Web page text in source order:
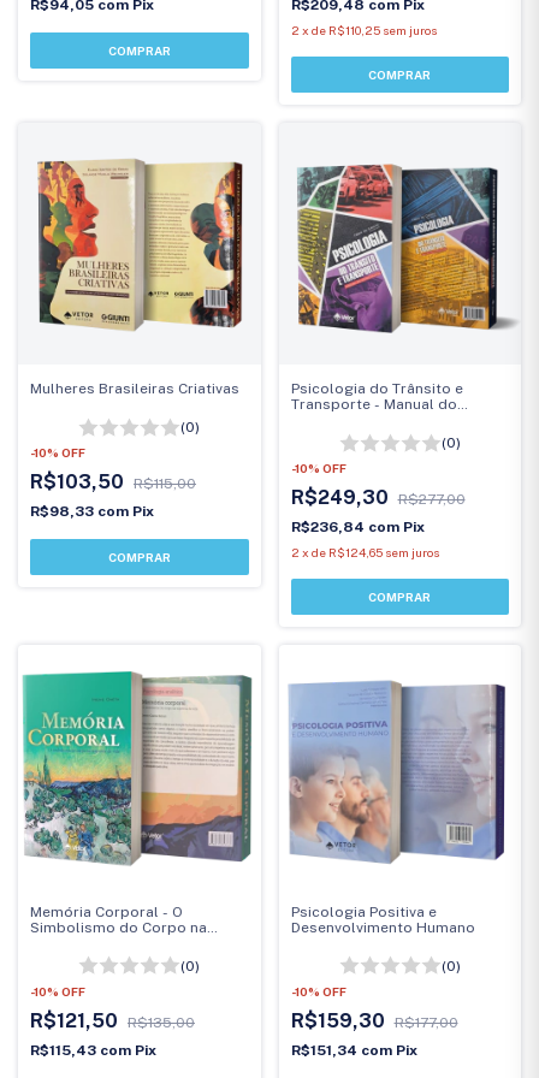
R$94,05 com Pix R$209,48 com Pix
2 x de R$110,25 sem juros
Mulheres Brasileiras Criativas
(0)
-10% OFF
R$103,50
R$115,00
R$98,33 com Pix
Psicologia do Trânsito e
Transporte - Manual do
(0)
-10% OFF
R$249,30
R$277,00
R$236,84 com Pix
2 x de R$124,65 sem juros
Memória Corporal - O
Simbolismo do Corpo na
Corporal
(0)
-10% OFF
R$121,50
R$135,00
R$115,43 com Pix
Psicologia Positiva e
Desenvolvimento Humano
(0)
-10% OFF
R$159,30
R$177,00
R$151,34 com Pix